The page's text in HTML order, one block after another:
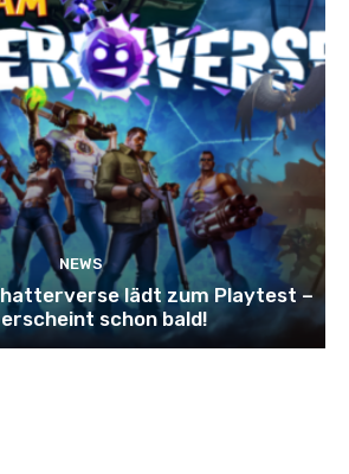
NEWS
lädt zum Playtest –
schon bald!